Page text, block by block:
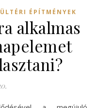
ÉPÍTMÉNYEK
alkalmas